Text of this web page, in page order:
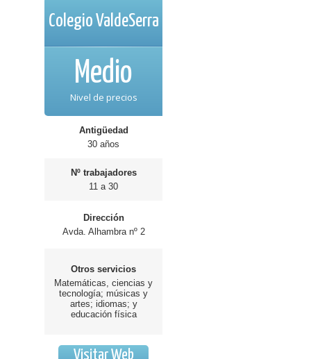
Colegio ValdeSerra
Medio
Nivel de precios
Antigüedad
30 años
Nº trabajadores
11 a 30
Dirección
Avda. Alhambra nº 2
Otros servicios
Matemáticas, ciencias y
tecnología; músicas y
artes; idiomas; y
educación física
Visitar Web